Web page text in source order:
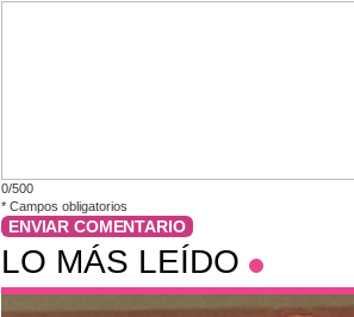
0/500
* Campos obligatorios
ENVIAR COMENTARIO
LO MÁS LEÍDO